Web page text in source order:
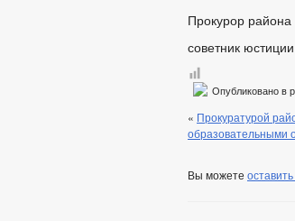
Прокурор района
Опубликовано в
« Прокуратурой
образовательными
Вы можете